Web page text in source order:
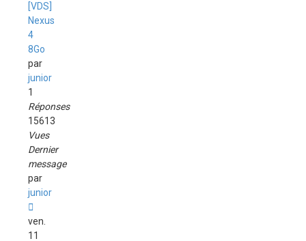
[VDS]
Nexus
4
8Go
par
junior
1
Réponses
15613
Vues
Dernier
message
par
junior
ven.
11